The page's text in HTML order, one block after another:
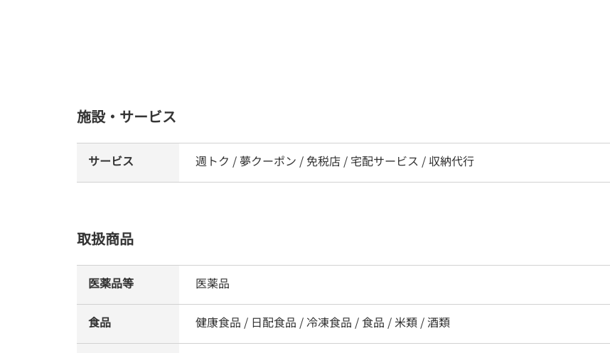
施設・サービス
サービス 週トク / 夢クーポン / 免税店 / 宅配サービス / 収納代行
取扱商品
医薬品等 医薬品
食品 健康食品 / 日配食品 / 冷凍食品 / 食品 / 米類 / 酒類